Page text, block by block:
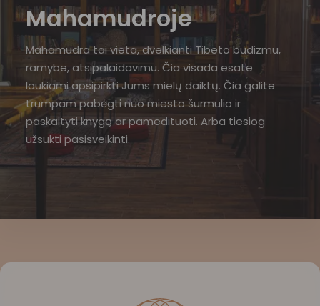
Mahamudroje
Mahamudra tai vieta, dvelkianti Tibeto budizmu,
ramybe, atsipalaidavimu. Čia visada esate
laukiami apsipirkti Jums mielų daiktų. Čia galite
trumpam pabėgti nuo miesto šurmulio ir
paskaityti knygą ar pamedituoti. Arba tiesiog
užsukti pasisveikinti.